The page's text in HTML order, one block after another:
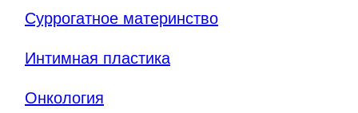
Суррогатное материнство
Интимная пластика
Онкология